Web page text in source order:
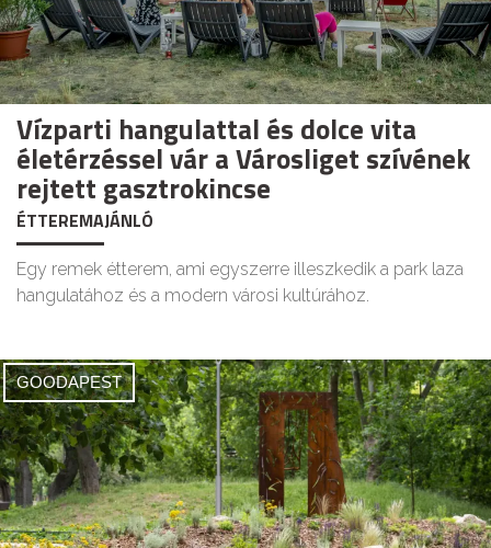
Vízparti hangulattal és dolce vita
életérzéssel vár a Városliget szívének
rejtett gasztrokincse
ÉTTEREMAJÁNLÓ
Egy remek étterem, ami egyszerre illeszkedik a park laza
hangulatához és a modern városi kultúrához.
GOODAPEST